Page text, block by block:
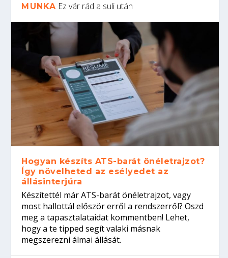
MUNKA Ez vár rád a suli után
Hogyan készíts ATS-barát önéletrajzot?
Így növelheted az esélyedet az
állásinterjúra
Készítettél már ATS-barát önéletrajzot, vagy
most hallottál először erről a rendszerről? Oszd
meg a tapasztalataidat kommentben! Lehet,
hogy a te tipped segít valaki másnak
megszerezni álmai állását.